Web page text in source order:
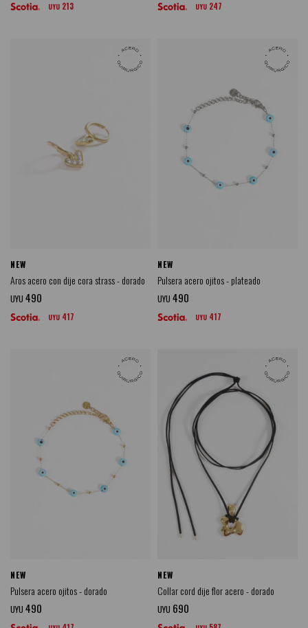
UYU 213 UYU 247
NEW
Aros acero con dije cora strass - dorado
UYU 490
UYU 417
NEW
Pulsera acero ojitos - plateado
UYU 490
UYU 417
NEW
Pulsera acero ojitos - dorado
UYU 490
NEW
Collar cord dije flor acero - dorado
UYU 690